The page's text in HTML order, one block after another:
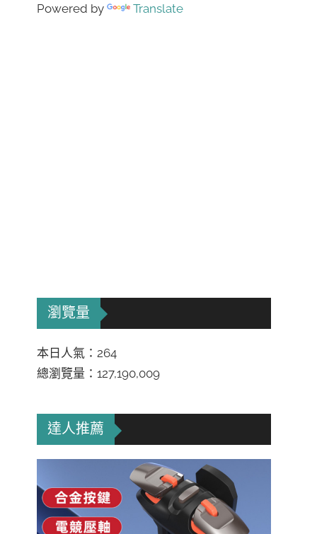
Powered by Translate
瀏覽量
本日人氣：264
總瀏覽量：127,190,009
達人推薦